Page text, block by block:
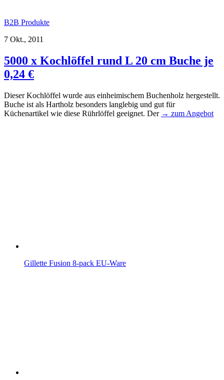
B2B Produkte
7 Okt., 2011
5000 x Kochlöffel rund L 20 cm Buche je
0,24 €
Dieser Kochlöffel wurde aus einheimischem Buchenholz hergestellt.
Buche ist als Hartholz besonders langlebig und gut für
Küchenartikel wie diese Rührlöffel geeignet. Der → zum Angebot
Gillette Fusion 8-pack EU-Ware